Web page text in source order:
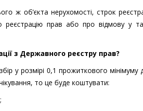
ж об’єкта нерухомості, строк
прав або про відмову у
з Державного реєстру прав?
у розмірі 0,1 прожиткового мінімуму
то це буде коштувати: